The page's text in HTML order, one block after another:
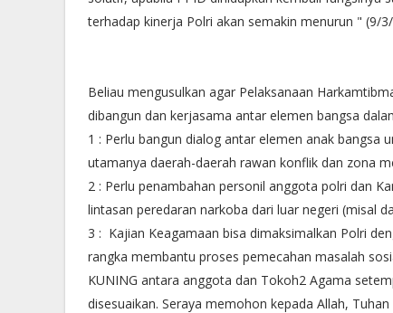
terhadap kinerja Polri akan semakin menurun " (9/
Beliau mengusulkan agar Pelaksanaan
dibangun dan kerjasama antar elemen bangsa
1 : Perlu bangun dialog antar elemen anak bangsa
utamanya daerah-daerah rawan konflik dan zona
2 : Perlu penambahan personil anggota polri dan
lintasan peredaran narkoba dari luar negeri (misal
3 : Kajian Keagamaan bisa dimaksimalkan Polri
rangka membantu proses pemecahan masalah
KUNING antara anggota dan Tokoh2 Agama
disesuaikan. Seraya memohon kepada Allah,